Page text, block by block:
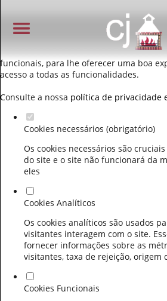
Defina as suas preferências de
website.
Este website utiliza cookies estritamente
funcionais, para lhe oferecer uma boa
acesso a todas as funcionalidades.
Consulte a nossa política de privacidade
Cookies necessários (obrigatório)
Os cookies necessários são
do site e o site não funcionará da
eles
Cookies Analíticos
Os cookies analíticos são usados
visitantes interagem com o site.
fornecer informações sobre as
visitantes, taxa de rejeição, origem
Cookies Funcionais